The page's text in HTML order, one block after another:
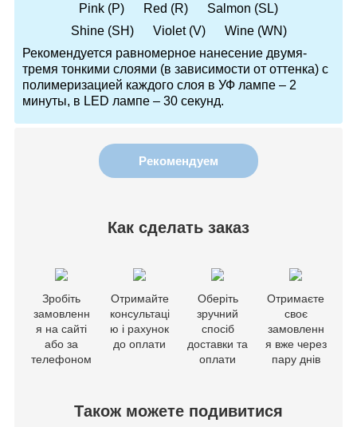
Pink (P) Red (R) Salmon (SL)
Shine (SH) Violet (V) Wine (WN)
Рекомендуется равномерное нанесение двумя-
тремя тонкими слоями (в зависимости от оттенка) с
полимеризацией каждого слоя в УФ лампе – 2
минуты, в LED лампе – 30 секунд.
Рекомендуем
Как сделать заказ
Зробіть
замовленн
я на сайті
або за
телефоном
Отримайте
консультаці
ю і рахунок
до оплати
Оберіть
зручний
спосіб
доставки та
оплати
Отримаєте
своє
замовленн
я вже через
пару днів
Також можете подивитися